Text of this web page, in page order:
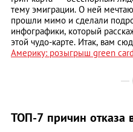
тему эмиграции. О ней
прошли мимо и сделали
инфографики, который
этой чудо-карте. Итак, вам
Америку: розыгрыш green
ТОП-7 причин отказа